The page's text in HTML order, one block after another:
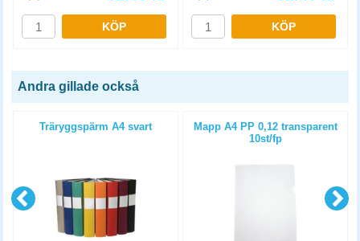
KÖP KÖP
Andra gillade också
Träryggspärm A4 svart
Mapp A4 PP 0,12 transparent
10st/fp